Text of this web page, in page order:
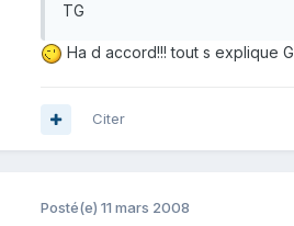
TG
Ha d accord!!! tout s explique
Citer
Posté(e) 11 mars 2008